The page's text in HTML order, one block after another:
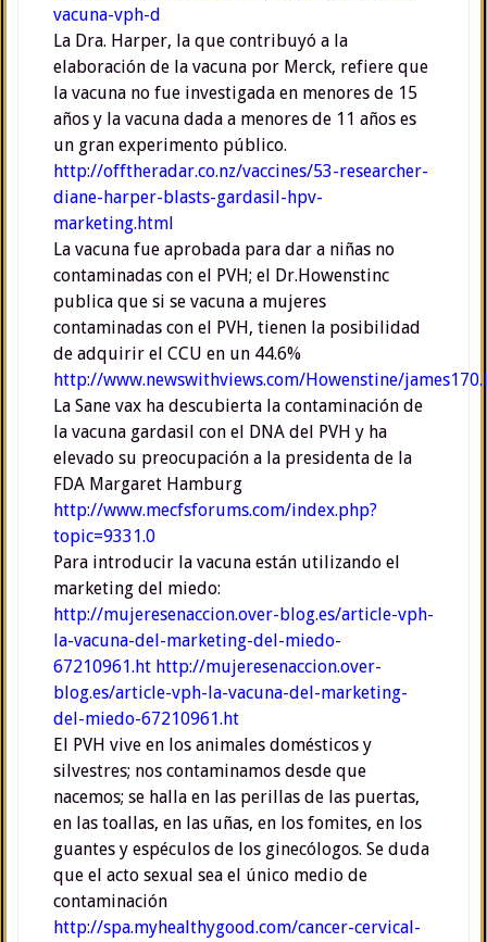
vacuna-vph-d
La Dra. Harper, la que contribuyó a la
elaboración de la vacuna por Merck, refiere que
la vacuna no fue investigada en menores de 15
años y la vacuna dada a menores de 11 años es
un gran experimento público.
http://offtheradar.co.nz/vaccines/53-researcher-
diane-harper-blasts-gardasil-hpv-
marketing.html
La vacuna fue aprobada para dar a niñas no
contaminadas con el PVH; el Dr.Howenstinc
publica que si se vacuna a mujeres
contaminadas con el PVH, tienen la posibilidad
de adquirir el CCU en un 44.6%
http://www.newswithviews.com/Howenstine/
La Sane vax ha descubierta la contaminación de
la vacuna gardasil con el DNA del PVH y ha
elevado su preocupación a la presidenta de la
FDA Margaret Hamburg
http://www.mecfsforums.com/index.php?
topic=9331.0
Para introducir la vacuna están utilizando el
marketing del miedo:
http://mujeresenaccion.over-blog.es/article-vph-
la-vacuna-del-marketing-del-miedo-
67210961.ht http://mujeresenaccion.over-
blog.es/article-vph-la-vacuna-del-marketing-
del-miedo-67210961.ht
El PVH vive en los animales domésticos y
silvestres; nos contaminamos desde que
nacemos; se halla en las perillas de las puertas,
en las toallas, en las uñas, en los fomites, en los
guantes y espéculos de los ginecólogos. Se duda
que el acto sexual sea el único medio de
contaminación
http://spa.myhealthygood.com/cancer-cervical-